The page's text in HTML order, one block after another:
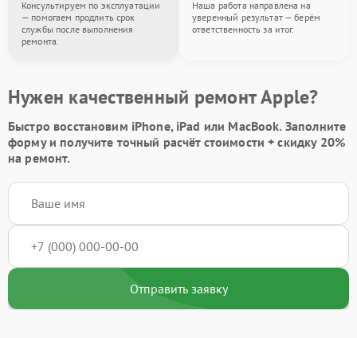
Консультируем по эксплуатации
— помогаем продлить срок
службы после выполнения
ремонта.
Наша работа направлена на
уверенный результат — берём
ответственность за итог.
Нужен качественный ремонт Apple?
Быстро восстановим iPhone, iPad или MacBook. Заполните
формуи получите точный расчёт стоимости +скидку 20%
на ремонт.
Отправить заявку